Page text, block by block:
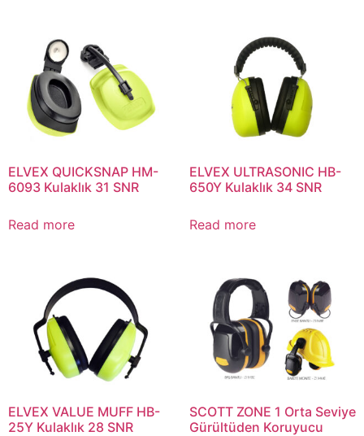
ELVEX QUICKSNAP HM-
6093 Kulaklık 31 SNR
Read more
ELVEX ULTRASONIC HB-
650Y Kulaklık 34 SNR
Read more
ELVEX VALUE MUFF HB-
25Y Kulaklık 28 SNR
SCOTT ZONE 1 Orta Seviye
Gürültüden Koruyucu